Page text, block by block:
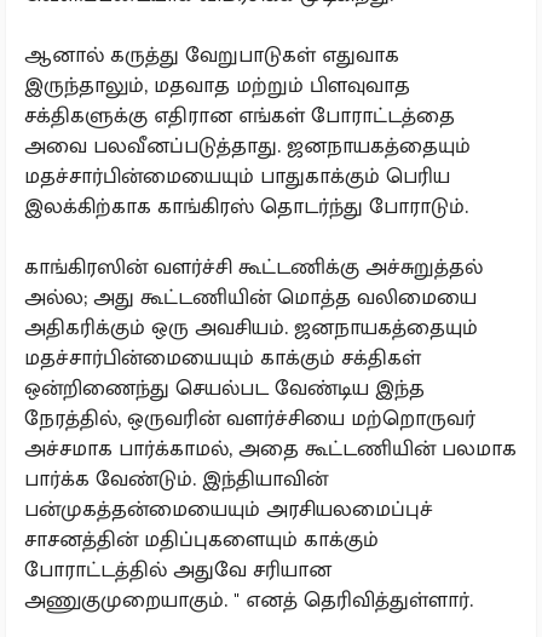
ஆனால் கருத்து வேறுபாடுகள் எதுவாக
இருந்தாலும், மதவாத மற்றும் பிளவுவாத
சக்திகளுக்கு எதிரான எங்கள் போராட்டத்தை
அவை பலவீனப்படுத்தாது. ஜனநாயகத்தையும்
மதச்சார்பின்மையையும் பாதுகாக்கும் பெரிய
இலக்கிற்காக காங்கிரஸ் தொடர்ந்து போராடும்.
காங்கிரஸின் வளர்ச்சி கூட்டணிக்கு அச்சுறுத்தல்
அல்ல; அது கூட்டணியின் மொத்த வலிமையை
அதிகரிக்கும் ஒரு அவசியம். ஜனநாயகத்தையும்
மதச்சார்பின்மையையும் காக்கும் சக்திகள்
ஒன்றிணைந்து செயல்பட வேண்டிய இந்த
நேரத்தில், ஒருவரின் வளர்ச்சியை மற்றொருவர்
அச்சமாக பார்க்காமல், அதை கூட்டணியின் பலமாக
பார்க்க வேண்டும். இந்தியாவின்
பன்முகத்தன்மையையும் அரசியலமைப்புச்
சாசனத்தின் மதிப்புகளையும் காக்கும்
போராட்டத்தில் அதுவே சரியான
அணுகுமுறையாகும். " எனத் தெரிவித்துள்ளார்.